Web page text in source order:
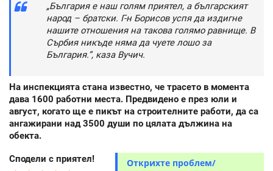
„България е наш голям приятел, а българският
народ – братски. Г-н Борисов успя да издигне
нашите отношения на такова голямо равнище. В
Сърбия никъде няма да чуете лошо за
България.”, каза Вучич.
На инспекцията стана известно, че трасето в момента
дава 1600 работни места. Предвидено е през юли и
август, когато ще е пикът на строителните работи, да са
ангажирани над 3500 души по цялата дължина на
обекта.
Сподели с приятел!
Открихте проблем/